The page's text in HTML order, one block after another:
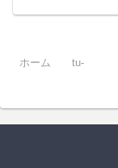
ホーム tu-